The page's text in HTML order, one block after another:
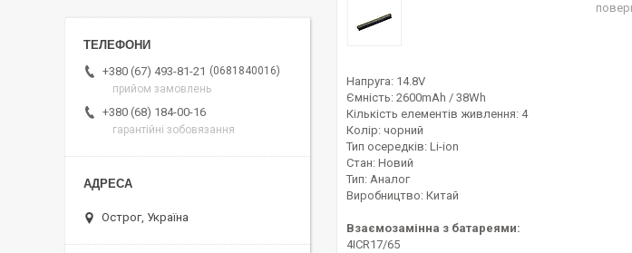
Напруга: 14.8V
Ємність: 2600mAh / 38Wh
Кількість елементів живлення: 4
Колір: чорний
Тип осередків: Li-ion
Стан: Новий
Тип: Аналог
Виробництво: Китай
Взаємозамінна з батареями:
4ICR17/65
+380 (67) 493-81-21
0681840016
прийом замовлень
+380 (68) 184-00-16
гарантійні зобовязання
Острог, Україна